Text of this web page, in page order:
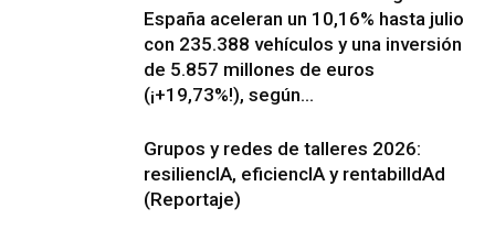
España aceleran un 10,16% hasta julio
con 235.388 vehículos y una inversión
de 5.857 millones de euros
(¡+19,73%!), según...
Grupos y redes de talleres 2026:
resiliencIA, eficiencIA y rentabilIdAd
(Reportaje)